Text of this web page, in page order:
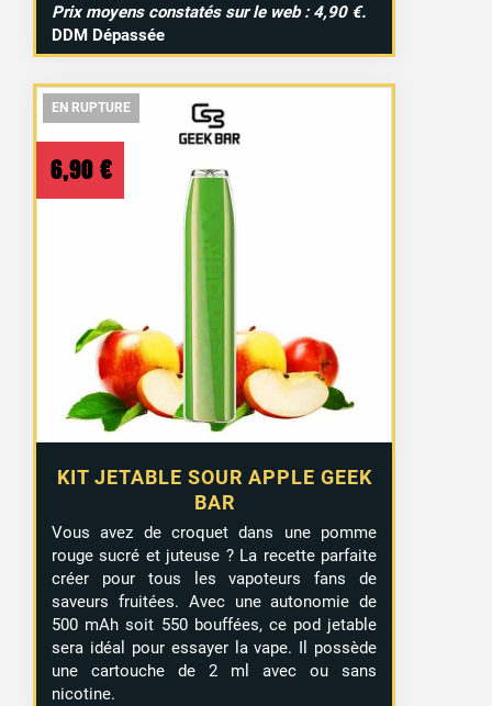
Prix moyens constatés sur le web : 4,90 €.
DDM Dépassée
EN RUPTURE
EN RUPTURE
KIT JETABLE SOUR APPLE GEEK
BAR
6,90 €
Vous avez de croquet dans une pomme
rouge sucré et juteuse ? La recette parfaite
créer pour tous les vapoteurs fans de
saveurs fruitées. Avec une autonomie de
500 mAh soit 550 bouffées, ce pod jetable
sera idéal pour essayer la vape. Il possède
une cartouche de 2 ml avec ou sans
nicotine.
EN RUPTURE